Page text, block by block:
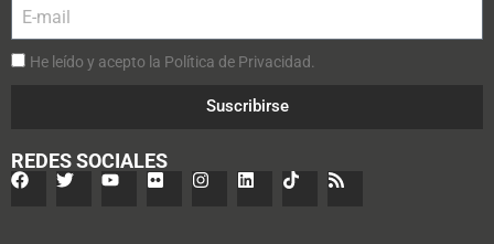
He leído y acepto la Política de Privacidad.
Suscribirse
REDES SOCIALES